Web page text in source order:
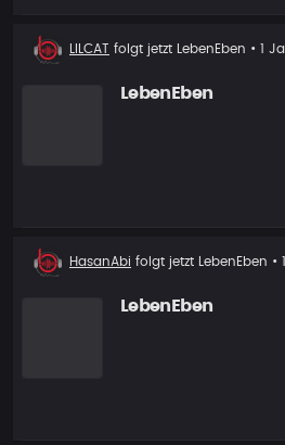
Neuer
LILCAT folgt jetzt LebenEben • 1
LebenEben
Neuer
HasanAbi folgt jetzt LebenEben •
LebenEben